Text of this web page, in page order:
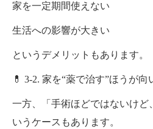
家を一定期間使えない
生活への影響が大きい
というデメリットもあります。
💊 3-2. 家を“薬で治す”ほうが
一方、「手術ほどではないけど
いうケースもあります。